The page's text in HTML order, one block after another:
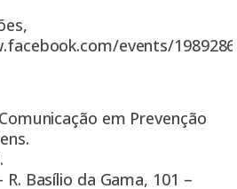
events/
em Prevenção
Basílio da Gama, 101 –